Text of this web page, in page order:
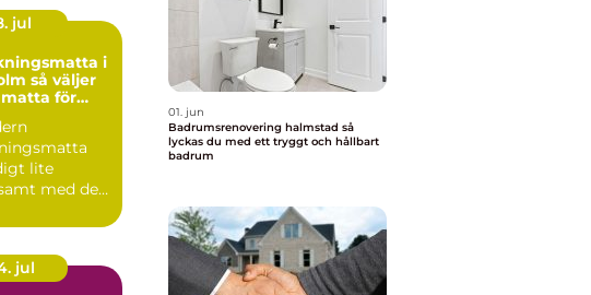
jul
i
för
lite
med den
Ida...
jul
01. jun
Badrumsrenovering halmstad så
lyckas du med ett tryggt och hållbart
badrum